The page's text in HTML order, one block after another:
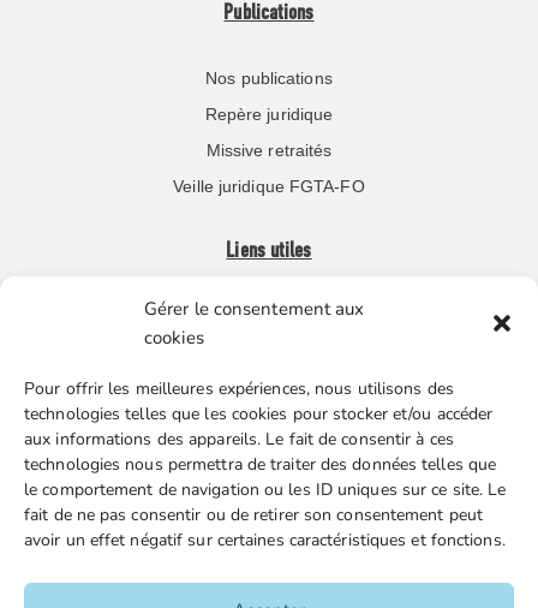
Gérer le consentement aux
cookies
Pour offrir les meilleures expériences, nous utilisons des
technologies telles que les cookies pour stocker et/ou accéder
aux informations des appareils. Le fait de consentir à ces
technologies nous permettra de traiter des données telles que
le comportement de navigation ou les ID uniques sur ce site. Le
fait de ne pas consentir ou de retirer son consentement peut
avoir un effet négatif sur certaines caractéristiques et fonctions.
Publications
Nos publications
Repère juridique
Missive retraités
Veille juridique FGTA-FO
Liens utiles
Boutique en ligne
Nos partenaires
Gestion des cookies
FGTA-FO / 15 avenue Victor Hugo – 92170 Vanves / 01 86